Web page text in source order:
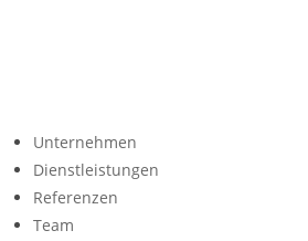
Unternehmen
Dienstleistungen
Referenzen
Team